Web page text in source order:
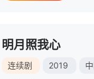
明月照我心
连续剧 2019